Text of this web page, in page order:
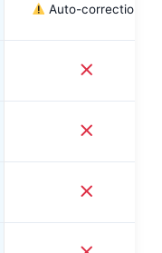
Auto-correction